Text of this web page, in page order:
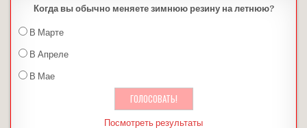
Когда вы обычно меняете зимнюю резину на летнюю?
В Марте
В Апреле
В Мае
Посмотреть результаты